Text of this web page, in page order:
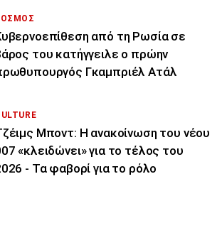
από τη Ρωσία σε
του κατήγγειλε ο πρώην
Γκαμπριέλ Ατάλ
Μποντ: Η ανακοίνωση του νέου
«κλειδώνει» για το τέλος του
- Τα φαβορί για το ρόλο